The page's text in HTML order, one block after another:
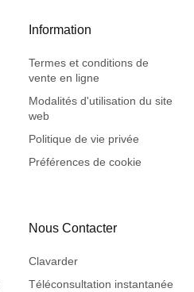
Information
Termes et conditions de
vente en ligne
Modalités d'utilisation du site
web
Politique de vie privée
Préférences de cookie
Nous Contacter
Clavarder
Téléconsultation instantanée